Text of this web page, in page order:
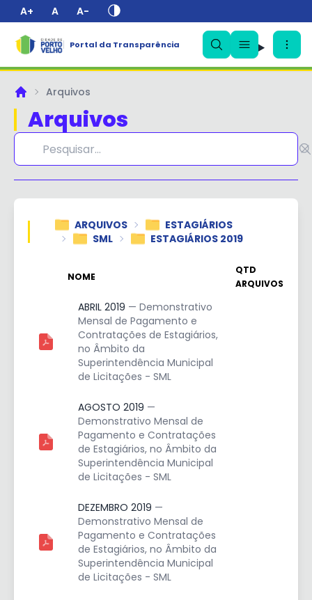
A+ A A-
Portal da Transparência
PrincipalArquivos
Arquivos
ARQUIVOS
ESTAGIÁRIOS
SML
ESTAGIÁRIOS 2019
NOME
QTD
ARQUIVOS
ABRIL 2019 — Demonstrativo
Mensal de Pagamento e
Contratações de Estagiários,
no Âmbito da
Superintendência Municipal
de Licitações - SML
AGOSTO 2019 —
Demonstrativo Mensal de
Pagamento e Contratações
de Estagiários, no Âmbito da
Superintendência Municipal
de Licitações - SML
DEZEMBRO 2019 —
Demonstrativo Mensal de
Pagamento e Contratações
de Estagiários, no Âmbito da
Superintendência Municipal
de Licitações - SML
✕